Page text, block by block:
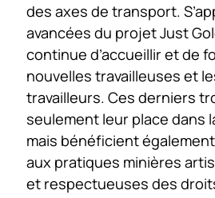
des axes de transport.
avancées du projet Just
continue d’accueillir et de
nouvelles travailleuses et
travailleurs. Ces derniers
seulement leur place dans
mais bénéficient
aux pratiques minières
et respectueuses des